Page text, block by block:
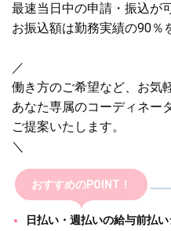
最速当日中の申請・振込が
お振込額は勤務実績の90％
／
働き方のご希望など、お気
あなた専属のコーディネー
ご提案いたします。
＼
おすすめのPOINT！
日払い・週払いの給与前払い